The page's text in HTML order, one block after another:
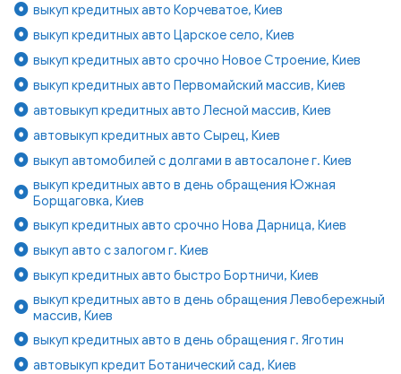
выкуп кредитных авто Корчеватое, Киев
выкуп кредитных авто Царское село, Киев
выкуп кредитных авто срочно Новое Строение, Киев
выкуп кредитных авто Первомайский массив, Киев
автовыкуп кредитных авто Лесной массив, Киев
автовыкуп кредитных авто Сырец, Киев
выкуп автомобилей с долгами в автосалоне г. Киев
выкуп кредитных авто в день обращения Южная
Борщаговка, Киев
выкуп кредитных авто срочно Нова Дарница, Киев
выкуп авто с залогом г. Киев
выкуп кредитных авто быстро Бортничи, Киев
выкуп кредитных авто в день обращения Левобережный
массив, Киев
выкуп кредитных авто в день обращения г. Яготин
автовыкуп кредит Ботанический сад, Киев